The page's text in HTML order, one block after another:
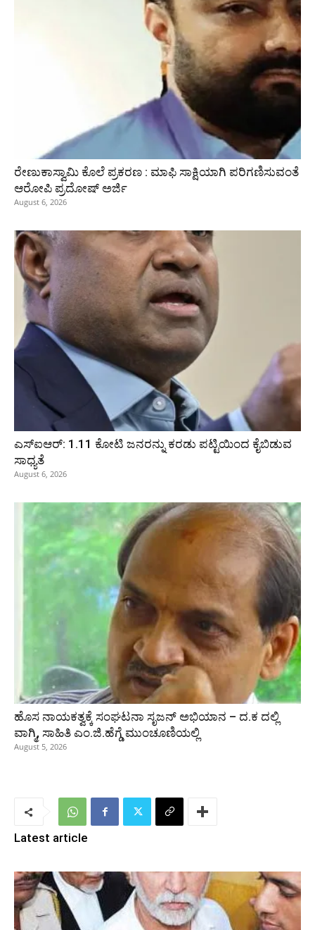
ರೇಣುಕಾಸ್ವಾಮಿ ಕೊಲೆ ಪ್ರಕರಣ : ಮಾಫಿ ಸಾಕ್ಷಿಯಾಗಿ ಪರಿಗಣಿಸುವಂತೆ
ಆರೋಪಿ ಪ್ರದೋಷ್‌ ಅರ್ಜಿ
August 6, 2026
ಎಸ್‌ಐಆರ್‌: 1.11 ಕೋಟಿ ಜನರನ್ನು ಕರಡು ಪಟ್ಟಿಯಿಂದ ಕೈಬಿಡುವ
ಸಾಧ್ಯತೆ
August 6, 2026
ಹೊಸ ನಾಯಕತ್ವಕ್ಕೆ ಸಂಘಟನಾ ಸೃಜನ್ ಅಭಿಯಾನ – ದ.ಕ ದಲ್ಲಿ
ವಾಗ್ಮಿ, ಸಾಹಿತಿ ಎಂ.ಜಿ.ಹೆಗ್ಡೆ ಮುಂಚೂಣಿಯಲ್ಲಿ
August 5, 2026
Latest article